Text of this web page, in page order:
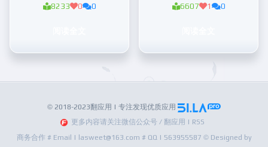
8233 0 0 6607 1 0
© 2018-2023翻应用 | 专注发现优质应用
更多内容请关注微信公众号 / 翻应用 | RSS
商务合作 # Email | lasweet@163.com # QQ | 563955587 © Designed by